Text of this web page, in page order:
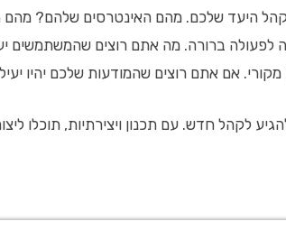
היעד שלכם. מהם האינטרסים שלהם?
לפעולה ברורה. מה אתם רוצים
אם אתם רוצים שהמודעות שלכם יהיו
לקהל חדש. עם תכנון ויצירתיות, תוכלו